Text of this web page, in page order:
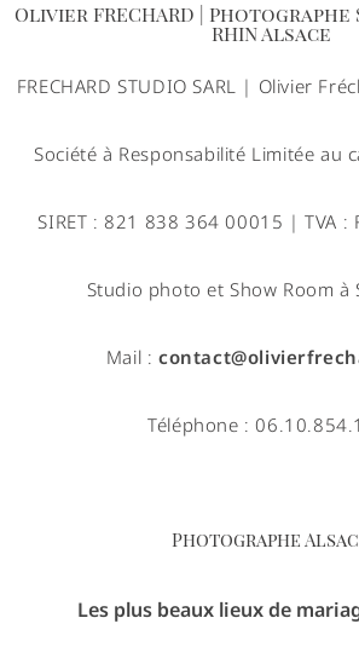
Olivier FRECHARD | Photographe
RHIN Alsace
FRECHARD STUDIO SARL | Olivier
Société à Responsabilité Limitée au
SIRET : 821 838 364 00015 | TVA :
Studio photo et Show Room à
Mail :
Téléphone :
Photographe
Les plus beaux lieux de